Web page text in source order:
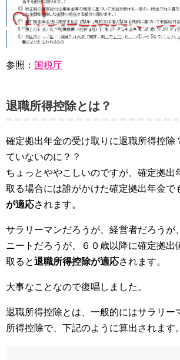
参照： 国税庁
退職所得控除とは？
確定拠出年金の受け取りに退職所得控除
ていないのに？？
ちょっとややこしいのですが、確定拠出
取る場合には誰がかけた確定拠出年金で
が適応されます。
サラリーマンだろうが、経営者だろうが
ニートだろうが、６０歳以降に確定拠出
取ると退職所得控除が適応されます。
大事なことなので復唱しました。
退職所得控除とは、一般的にはサラリー
所得控除で、下記のように算出されます。